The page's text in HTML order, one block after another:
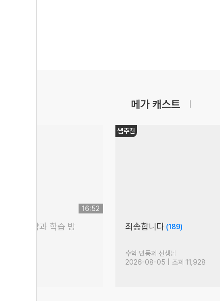
메가 캐스트
16:52
대비 전략과 학습 방
쌤추천
죄송합니다 (189)
수학 민동휘 선생님
2026-08-05 | 조회 11,928